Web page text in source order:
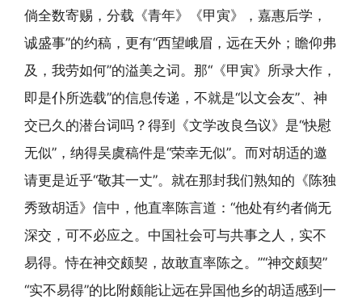
倘全数寄赐，分载《青年》《甲寅》，嘉惠后学，
诚盛事”的约稿，更有“西望峨眉，远在天外；瞻仰弗
及，我劳如何”的溢美之词。那“《甲寅》所录大作，
即是仆所选载”的信息传递，不就是“以文会友”、神
交已久的潜台词吗？得到《文学改良刍议》是“快慰
无似”，纳得吴虞稿件是“荣幸无似”。而对胡适的邀
请更是近乎“敬其一丈”。就在那封我们熟知的《陈独
秀致胡适》信中，他直率陈言道：“他处有约者倘无
深交，可不必应之。中国社会可与共事之人，实不
易得。恃在神交颇契，故敢直率陈之。”“神交颇契”
“实不易得”的比附颇能让远在异国他乡的胡适感到一